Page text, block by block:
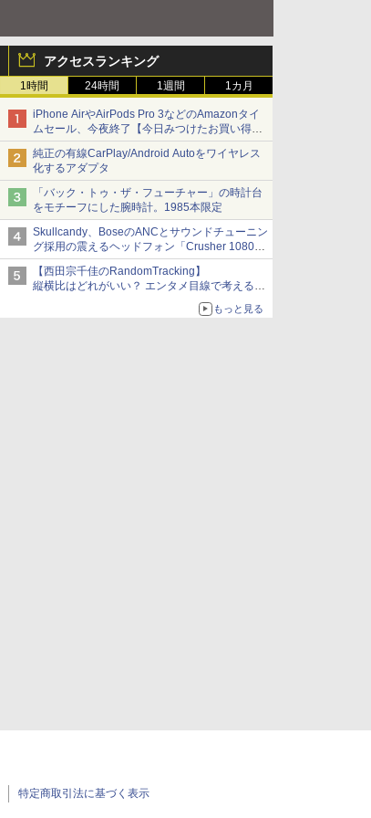
アクセスランキング
1時間 24時間 1週間 1カ月
iPhone AirやAirPods Pro 3などのAmazonタイ
ムセール、今夜終了【今日みつけたお買い得
品】
純正の有線CarPlay/Android Autoをワイヤレス
化するアダプタ
「バック・トゥ・ザ・フューチャー」の時計台
をモチーフにした腕時計。1985本限定
Skullcandy、BoseのANCとサウンドチューニン
グ採用の震えるヘッドフォン「Crusher 1080
ANC」
【西田宗千佳のRandomTracking】
縦横比はどれがいい？ エンタメ目線で考える、
もっと見る
特定商取引法に基づく表示